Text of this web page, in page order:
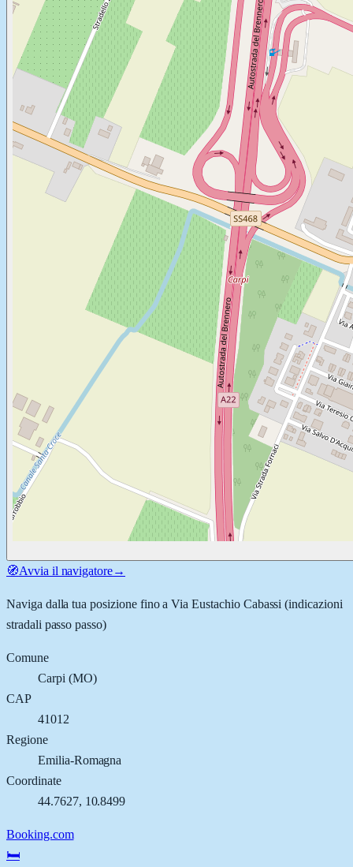
🧭Avvia il navigatore→
Naviga dalla tua posizione fino aVia Eustachio Cabassi (indicazioni
stradali passo passo)
Comune
Carpi (MO)
CAP
41012
Regione
Emilia-Romagna
Coordinate
44.7627, 10.8499
Booking.com
🛏️